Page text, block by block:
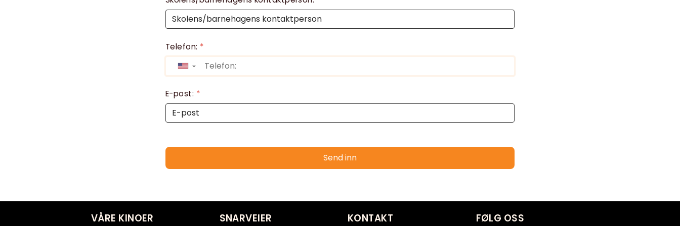
Telefon: *
▼
E-post: *
Send inn
VÅRE KINOER SNARVEIER KONTAKT FØLG OSS